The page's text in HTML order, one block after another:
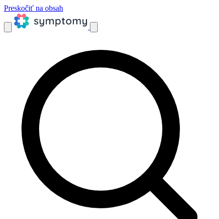
Preskočiť na obsah